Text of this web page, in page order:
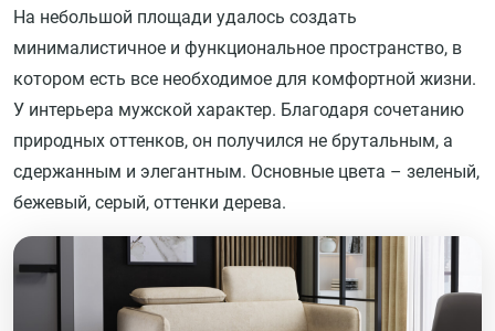
На небольшой площади удалось создать
минималистичное и функциональное пространство, в
котором есть все необходимое для комфортной жизни.
У интерьера мужской характер. Благодаря сочетанию
природных оттенков, он получился не брутальным, а
сдержанным и элегантным. Основные цвета – зеленый,
бежевый, серый, оттенки дерева.